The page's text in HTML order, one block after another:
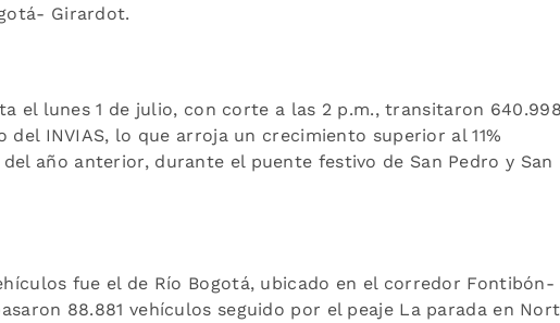
Girardot.
el lunes 1 de julio, con corte a las 2 p.m., transitaron 640.998
del INVIAS, lo que arroja un crecimiento superior al 11%
año anterior, durante el puente festivo de San Pedro y San
fue el de Río Bogotá, ubicado en el corredor Fontibón-
88.881 vehículos seguido por el peaje La parada en